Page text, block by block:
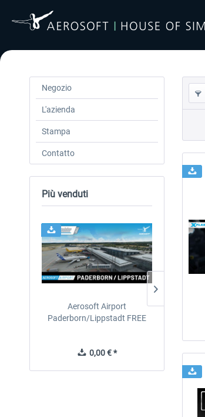
Negozio
L'azienda
Stampa
Contatto
Più venduti
Aerosoft Airport
Paderborn/Lippstadt FREE
0,00 € *
24h FREE